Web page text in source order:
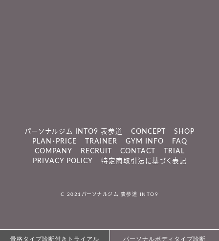
パーソナルジム INTO9 表参道 CONCEPT
SHOP
PLAN・PRICE
TRAINER GYM INFO
FAQ
COMPANY
RECRUIT CONTACT
TRIAL
PRIVACY POLICY
特定商取引法に基づく表記
C 2021 パーソナルジム 表参道 INTO9
骨格タイプ診断付きトライアル パーソナルボディタイプ診断
骨格タイプ診断付きトライアル パーソナルボディタイプ診断